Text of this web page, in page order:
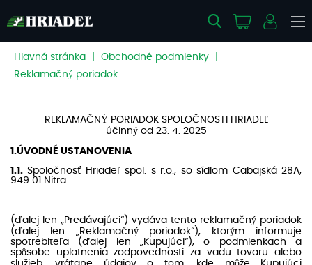
Hlavná stránka Obchodné podmienky
Reklamačný poriadok
REKLAMAČNÝ PORIADOK SPOLOČNOSTI HRIADEĽ
účinný od 23. 4. 2025
1.ÚVODNÉ USTANOVENIA
1.1. Spoločnosť Hriadeľ spol. s r.o., so sídlom Cabajská 28A,
949 01 Nitra
(ďalej len „Predávajúci“) vydáva tento reklamačný poriadok
(ďalej len „Reklamačný poriadok“), ktorým informuje
spotrebiteľa (ďalej len „Kupujúci“), o podmienkach a
spôsobe uplatnenia zodpovednosti za vadu tovaru alebo